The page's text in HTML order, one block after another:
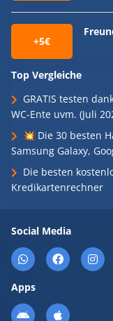
+5€
Top Vergleiche
GRATIS testen
WC-Ente uvm. (Juli
💥 Die 30 besten
Samsung Galaxy,
Die besten
Kredikartenrechner
Social Media
Apps